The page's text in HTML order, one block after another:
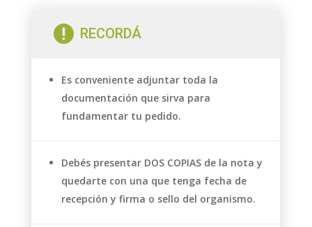
 RECORDÁ
Es conveniente adjuntar toda la
documentación que sirva para
fundamentar tu pedido.
Debés presentar DOS COPIAS de la nota y
quedarte con una que tenga fecha de
recepción y firma o sello del organismo.